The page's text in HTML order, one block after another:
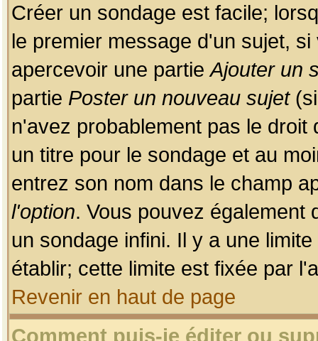
Créer un sondage est facile;
le premier message d'un sujet,
apercevoir une partieAjouter un
partie Poster un nouveau sujet(si
n'avez probablement pas le
un titre pour le sondage et au
entrez son nom dans le champ
l'option. Vous pouvez également
un sondage infini. Il y a une
établir; cette limite est fixée par
Revenir en haut de page
Comment puis-je éditer ou